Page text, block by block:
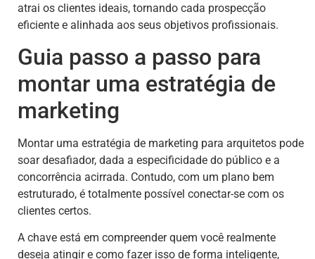
atrai os clientes ideais, tornando cada prospecção
eficiente e alinhada aos seus objetivos profissionais.
Guia passo a passo para
montar uma estratégia de
marketing
Montar uma estratégia de marketing para arquitetos pode
soar desafiador, dada a especificidade do público e a
concorrência acirrada. Contudo, com um plano bem
estruturado, é totalmente possível conectar-se com os
clientes certos.
A chave está em compreender quem você realmente
deseja atingir e como fazer isso de forma inteligente,